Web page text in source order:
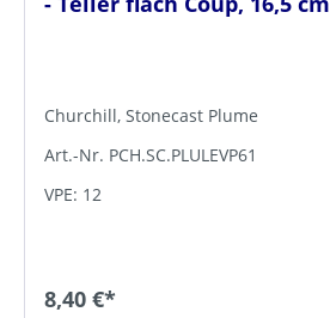
Churchill, Stonecast Plume
Art.-Nr. PCH.SC.PLULEVP61
VPE: 12
8,40 €*